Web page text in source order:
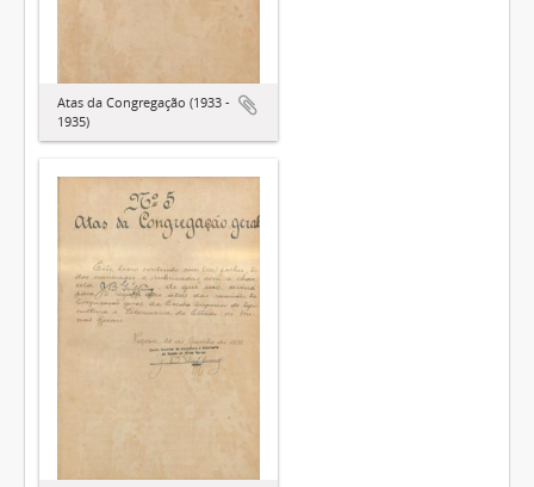
Atas da Congregação (1933 -
1935)